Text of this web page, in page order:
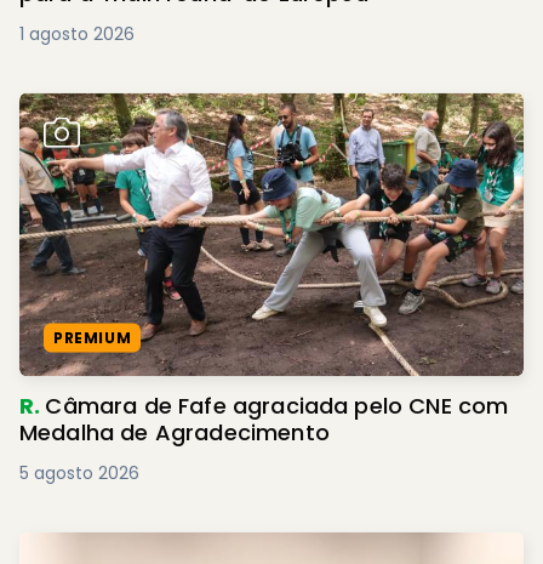
1 agosto 2026
PREMIUM
R. Câmara de Fafe agraciada pelo CNE com
Medalha de Agradecimento
5 agosto 2026